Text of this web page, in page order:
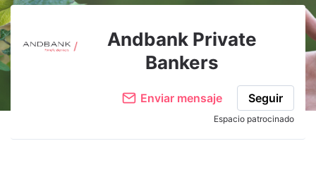
Andbank Private
Bankers
Enviar mensaje Seguir
Espacio patrocinado